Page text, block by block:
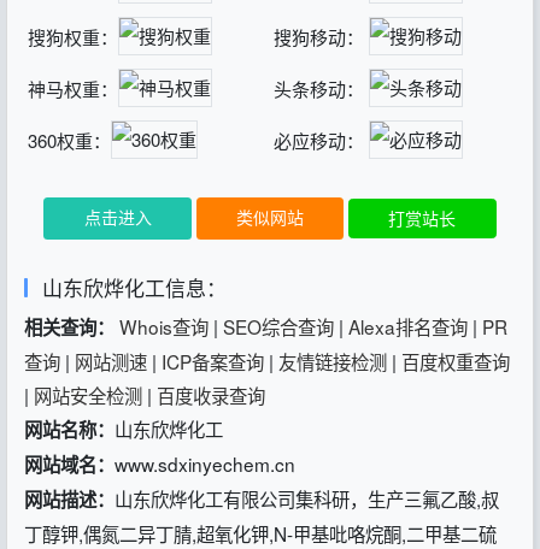
搜狗权重： 搜狗移动：
神马权重： 头条移动：
360权重： 必应移动：
点击进入 类似网站 打赏站长
山东欣烨化工信息：
相关查询： Whois查询 | SEO综合查询 | Alexa排名查询 | PR
查询 | 网站测速 | ICP备案查询 | 友情链接检测 | 百度权重查询
| 网站安全检测 | 百度收录查询
网站名称： 山东欣烨化工
网站域名： www.sdxinyechem.cn
网站描述： 山东欣烨化工有限公司集科研，生产三氟乙酸,叔
丁醇钾,偶氮二异丁腈,超氧化钾,N-甲基吡咯烷酮,二甲基二硫